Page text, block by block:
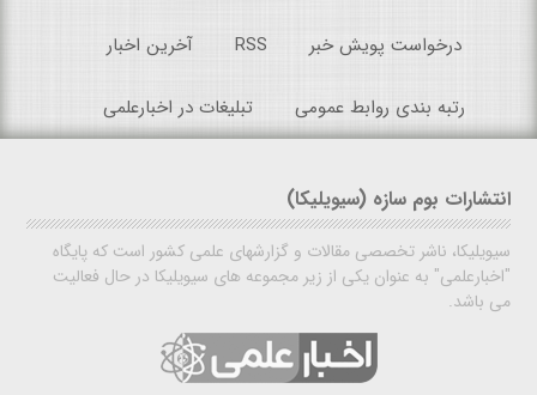
درخواست پویش خبر RSS آخرین اخبار
رتبه بندی روابط عمومی تبلیغات در اخبارعلمی
انتشارات بوم سازه (سیویلیکا)
سیویلیکا، ناشر تخصصی مقالات و گزارشهای علمی کشور است که پایگاه
"اخبارعلمی" به عنوان یکی از زیر مجموعه های سیویلیکا در حال فعالیت
می باشد.